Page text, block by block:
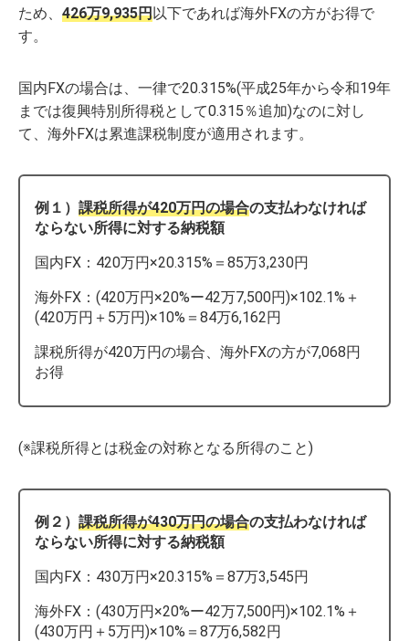
ため、 426万9,935円以下であれば海外FXの方がお得で
す。
国内FXの場合は、一律で20.315%(平成25年から令和19年
までは復興特別所得税として0.315％追加)なのに対し
て、海外FXは累進課税制度が適用されます。
例１）課税所得が420万円の場合の支払わなければ
ならない所得に対する納税額
国内FX：420万円×20.315%＝85万3,230円
海外FX：(420万円×20%ー42万7,500円)×102.1%＋
(420万円＋5万円)×10%＝84万6,162円
課税所得が420万円の場合、海外FXの方が7,068円
お得
(※課税所得とは税金の対称となる所得のこと)
例２）課税所得が430万円の場合の支払わなければ
ならない所得に対する納税額
国内FX：430万円×20.315%＝87万3,545円
海外FX：(430万円×20%ー42万7,500円)×102.1%＋
(430万円＋5万円)×10%＝87万6,582円